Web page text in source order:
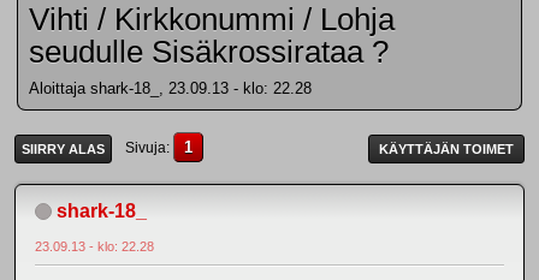
Vihti / Kirkkonummi / Lohja
seudulle Sisäkrossirataa ?
Aloittaja shark-18_, 23.09.13 - klo: 22.28
SIIRRY ALAS Sivuja 1 KÄYTTÄJÄN TOIMET
shark-18_
23.09.13 - klo: 22.28